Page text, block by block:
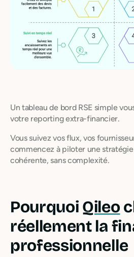
Un tableau de bord RSE simple
votre reporting extra-financier.
Vous suivez vos flux, vos
commencez à piloter une
cohérente, sans complexité.
Pourquoi Qileo
réellement la
professionnelle